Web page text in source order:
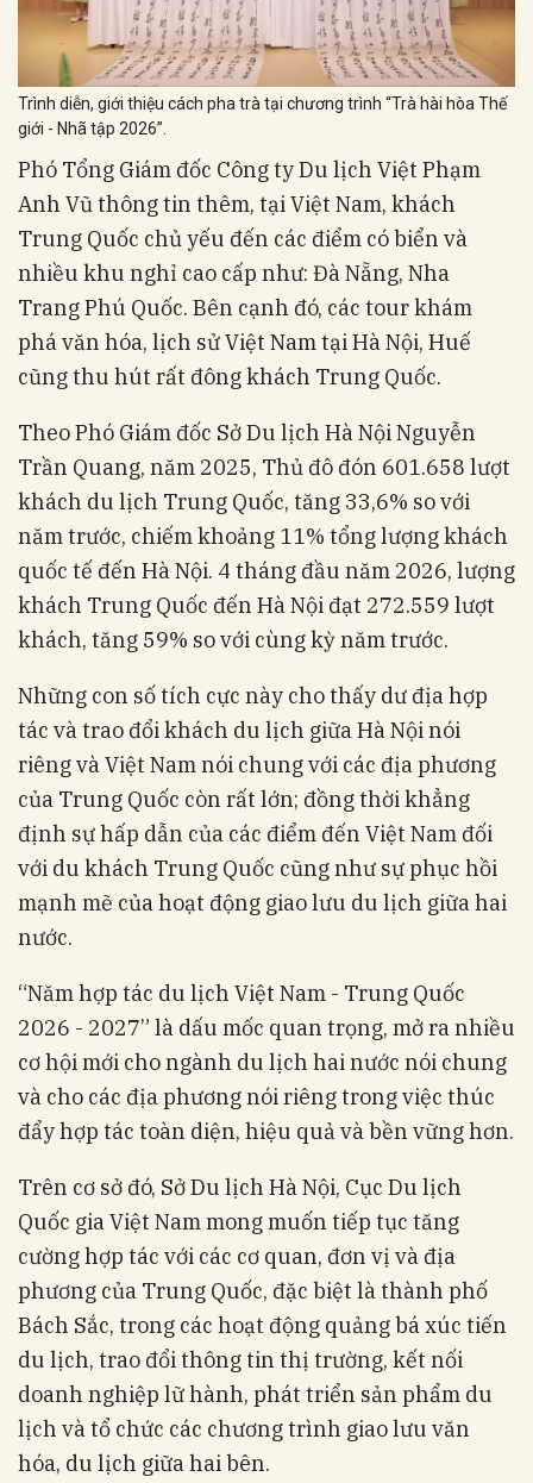
Trình diễn, giới thiệu cách pha trà tại chương trình “Trà hài hòa Thế
giới - Nhã tập 2026”.
Phó Tổng Giám đốc Công ty Du lịch Việt Phạm
Anh Vũ thông tin thêm, tại Việt Nam, khách
Trung Quốc chủ yếu đến các điểm có biển và
nhiều khu nghỉ cao cấp như: Đà Nẵng, Nha
Trang Phú Quốc. Bên cạnh đó, các tour khám
phá văn hóa, lịch sử Việt Nam tại Hà Nội, Huế
cũng thu hút rất đông khách Trung Quốc.
Theo Phó Giám đốc Sở Du lịch Hà Nội Nguyễn
Trần Quang, năm 2025, Thủ đô đón 601.658 lượt
khách du lịch Trung Quốc, tăng 33,6% so với
năm trước, chiếm khoảng 11% tổng lượng khách
quốc tế đến Hà Nội. 4 tháng đầu năm 2026, lượng
khách Trung Quốc đến Hà Nội đạt 272.559 lượt
khách, tăng 59% so với cùng kỳ năm trước.
Những con số tích cực này cho thấy dư địa hợp
tác và trao đổi khách du lịch giữa Hà Nội nói
riêng và Việt Nam nói chung với các địa phương
của Trung Quốc còn rất lớn; đồng thời khẳng
định sự hấp dẫn của các điểm đến Việt Nam đối
với du khách Trung Quốc cũng như sự phục hồi
mạnh mẽ của hoạt động giao lưu du lịch giữa hai
nước.
“Năm hợp tác du lịch Việt Nam - Trung Quốc
2026 - 2027” là dấu mốc quan trọng, mở ra nhiều
cơ hội mới cho ngành du lịch hai nước nói chung
và cho các địa phương nói riêng trong việc thúc
đẩy hợp tác toàn diện, hiệu quả và bền vững hơn.
Trên cơ sở đó, Sở Du lịch Hà Nội, Cục Du lịch
Quốc gia Việt Nam mong muốn tiếp tục tăng
cường hợp tác với các cơ quan, đơn vị và địa
phương của Trung Quốc, đặc biệt là thành phố
Bách Sắc, trong các hoạt động quảng bá xúc tiến
du lịch, trao đổi thông tin thị trường, kết nối
doanh nghiệp lữ hành, phát triển sản phẩm du
lịch và tổ chức các chương trình giao lưu văn
hóa, du lịch giữa hai bên.